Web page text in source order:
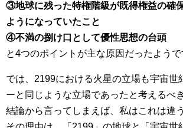
③地球に残った特権階級が既得権益の確
ようになっていたこと
④不満の捌け口として優性思想の台頭
と4つのポイントが主な原因だったようで
では、2199における火星の立場も宇宙世
ーと同じような立場であったと考えるべ
結論から言ってしまえば、私はこれは違